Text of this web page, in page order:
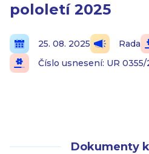
pololetí 2025
25. 08. 2025 Rada
Číslo usnesení: UR 0355/
Dokumenty